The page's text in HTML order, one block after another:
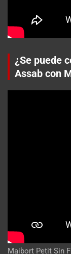
¿Se puede
Assab con
Maibort Petit Sin